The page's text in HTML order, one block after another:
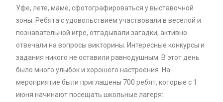
Уфе, лете, маме, сфотографироваться у выставочной
зоны. Ребята с удовольствием участвовали в веселой и
познавательной игре, отгадывали загадки, активно
отвечали на вопросы викторины. Интересные конкурсы и
задания никого не оставили равнодушным. В этот день
было много улыбок и хорошего настроения. На
мероприятие были приглашены 700 ребят, которые с 1
июня начинают посещать школьные лагеря: